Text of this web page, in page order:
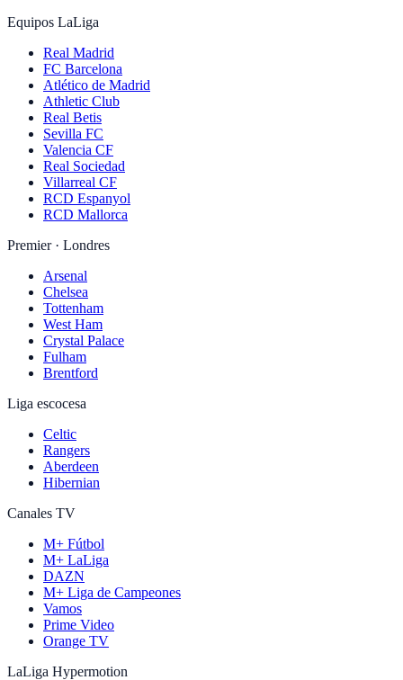
Equipos LaLiga
Real Madrid
FC Barcelona
Atlético de Madrid
Athletic Club
Real Betis
Sevilla FC
Valencia CF
Real Sociedad
Villarreal CF
RCD Espanyol
RCD Mallorca
Premier · Londres
Arsenal
Chelsea
Tottenham
West Ham
Crystal Palace
Fulham
Brentford
Liga escocesa
Celtic
Rangers
Aberdeen
Hibernian
Canales TV
M+ Fútbol
M+ LaLiga
DAZN
M+ Liga de Campeones
Vamos
Prime Video
Orange TV
LaLiga Hypermotion